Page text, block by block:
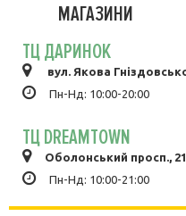
МАГАЗИНИ
ТЦ ДАРИНОК
вул. Якова
Пн-Нд: 10:00-20:00
ТЦ DREAMTOWN
Оболонський просп.,
Пн-Нд: 10:00-21:00